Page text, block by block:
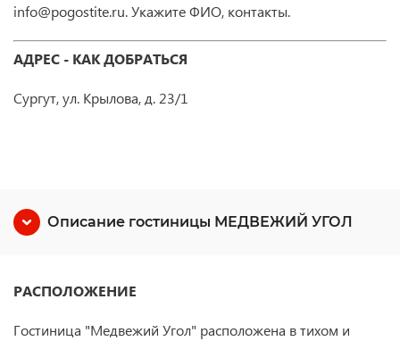
info@pogostite.ru. Укажите ФИО, контакты.
АДРЕС - КАК ДОБРАТЬСЯ
Сургут, ул. Крылова, д. 23/1
Описание гостиницы МЕДВЕЖИЙ УГОЛ
РАСПОЛОЖЕНИЕ
Гостиница "Медвежий Угол" расположена в тихом и